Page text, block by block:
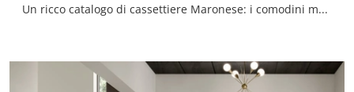
Un ricco catalogo di cassettiere Maronese: i comodini moderni in laccato opaco, come Gruppo Light, sono tra le soluzioni più originali.